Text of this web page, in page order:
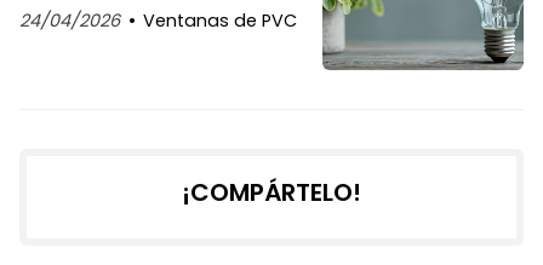
24/04/2026 Ventanas de PVC
¡COMPÁRTELO!